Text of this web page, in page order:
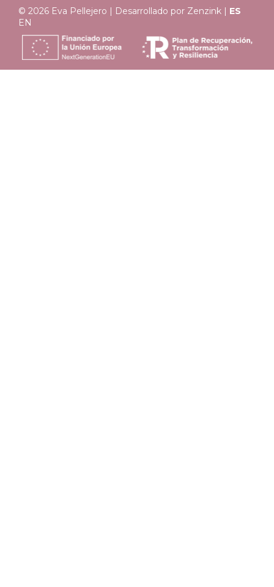
© 2026 Eva Pellejero | Desarrollado por Zenzink | ES
EN